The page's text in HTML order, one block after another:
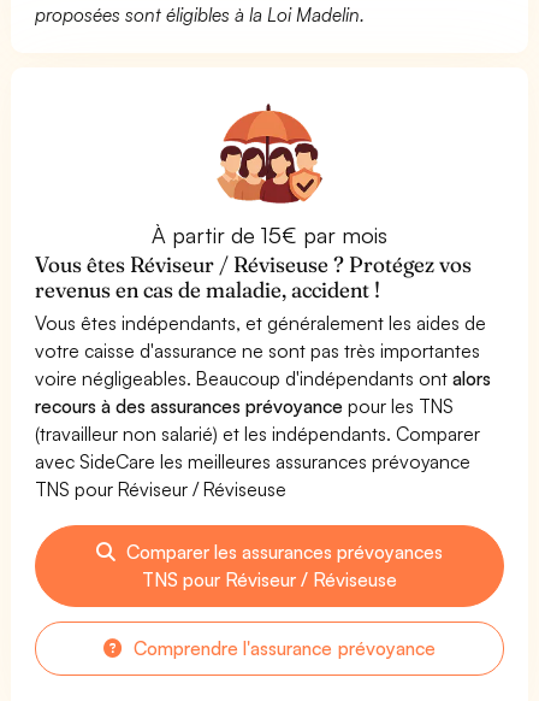
proposées sont éligibles à la Loi Madelin.
À partir de 15€ par mois
Vous êtes Réviseur / Réviseuse ? Protégez vos
revenus en cas de maladie, accident !
Vous êtes indépendants, et généralement les aides de
votre caisse d'assurance ne sont pas très importantes
voire négligeables. Beaucoup d'indépendants ontalors
recours à des assurances prévoyance pour les TNS
(travailleur non salarié) et les indépendants. Comparer
avec SideCare les meilleures assurances prévoyance
TNS pour Réviseur / Réviseuse
Comparer les assurances prévoyances
TNS pour Réviseur / Réviseuse
Comprendre l'assurance prévoyance